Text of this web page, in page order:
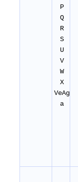
P
Q
R
S
U
V
W
X
VeAg
a